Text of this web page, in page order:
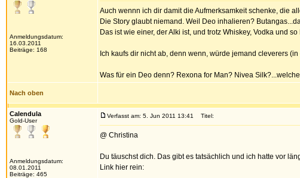
Anmeldungsdatum:
16.03.2011
Beiträge: 168
Auch wennn ich dir damit die Aufmerksamkeit schenke, die
Die Story glaubt niemand. Weil Deo inhalieren?
Das ist wie einer, der Alki ist, und trotz Whiskey, Vodka und
Ich kaufs dir nicht ab, denn wenn, würde jemand cleverers
Was für ein Deo denn? Rexona for Man? Nivea
Nach oben
Calendula
Gold-User
Anmeldungsdatum:
08.01.2011
Beiträge: 465
Verfasst am: 5. Jun 2011 13:41 Titel:
@ Christina
Du täuschst dich. Das gibt es tatsächlich und ich hatte vor
Link hier rein: